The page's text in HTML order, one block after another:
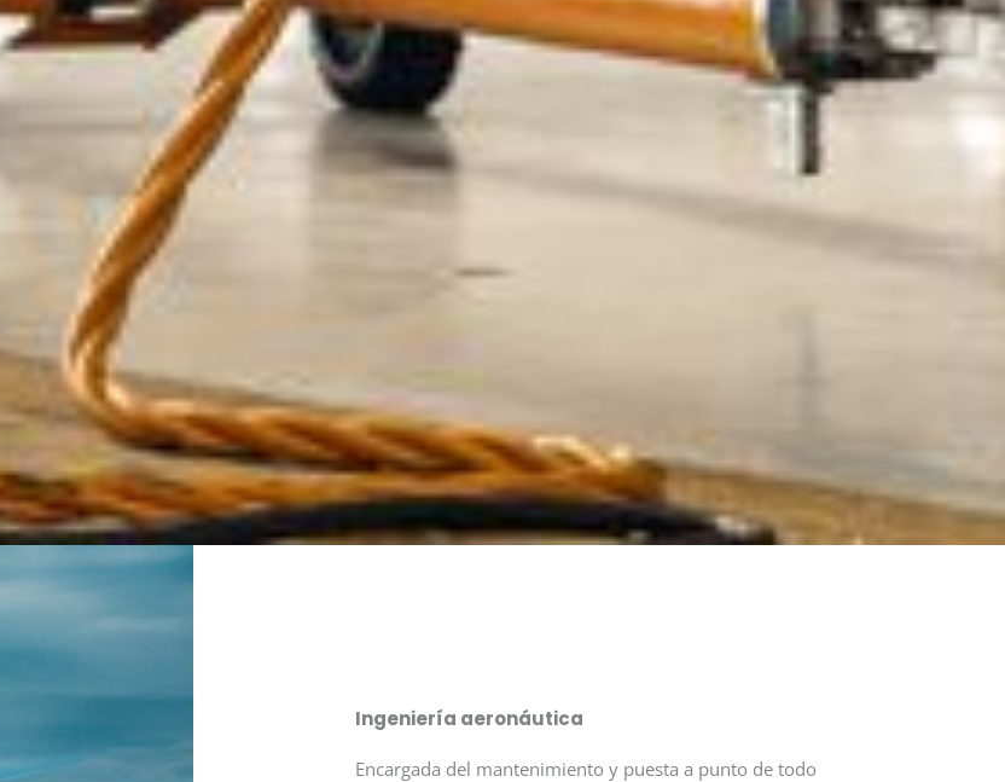
Ingeniería aeronáutica
Encargada del mantenimiento y puesta a punto de todo